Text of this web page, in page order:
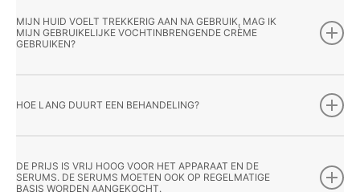
MIJN HUID VOELT TREKKERIG AAN NA GEBRUIK, MAG IK
MIJN GEBRUIKELIJKE VOCHTINBRENGENDE CRÈME
GEBRUIKEN?
HOE LANG DUURT EEN BEHANDELING?
DE PRIJS IS VRIJ HOOG VOOR HET APPARAAT EN DE
SERUMS. DE SERUMS MOETEN OOK OP REGELMATIGE
BASIS WORDEN AANGEKOCHT.